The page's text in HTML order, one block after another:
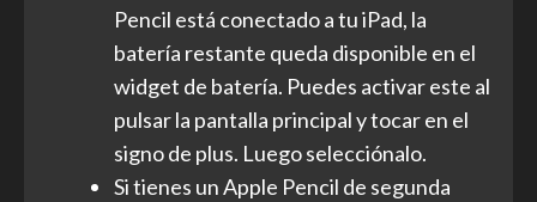
Pencil está conectado a tu iPad, la
batería restante queda disponible en el
widget de batería. Puedes activar este al
pulsar la pantalla principal y tocar en el
signo de plus. Luego selecciónalo.
Si tienes un Apple Pencil de segunda